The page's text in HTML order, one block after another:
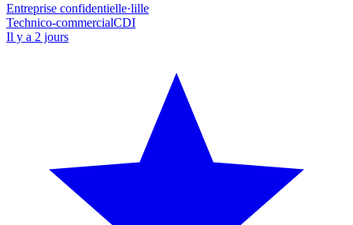
Entreprise confidentielle·lille
Technico-commercialCDI
Il y a 2 jours